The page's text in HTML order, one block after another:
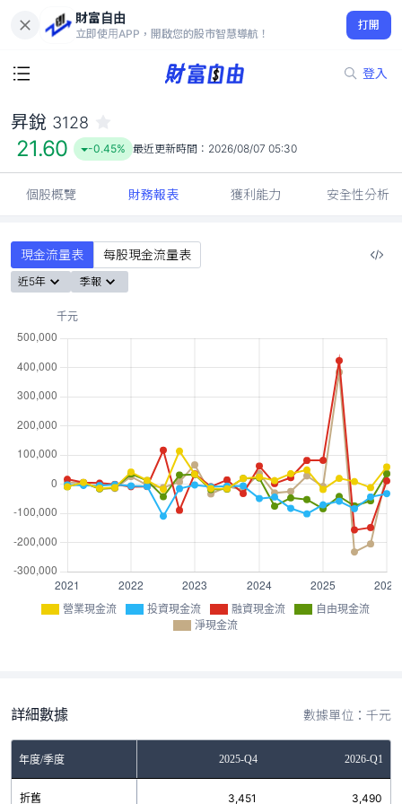
財富自由
立即使用APP，開啟您的股市智慧導航！
打開
登入
21.60
-0.45%
昇銳 3128
21.60 -0.45% 最近更新時間： 2026/08/07 05:30
個股概覽 財務報表 獲利能力 安全性分析
現金流量表 每股現金流量表
近5年 季報
營業現金流 投資現金流 融資現金流
自由現金流
淨現金流
詳細數據 數據單位：千元
年度/季度 2025-Q4 2026-Q1
折舊 3,451 3,490